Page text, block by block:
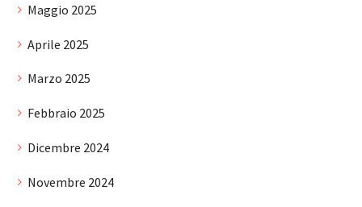
Maggio 2025
Aprile 2025
Marzo 2025
Febbraio 2025
Dicembre 2024
Novembre 2024